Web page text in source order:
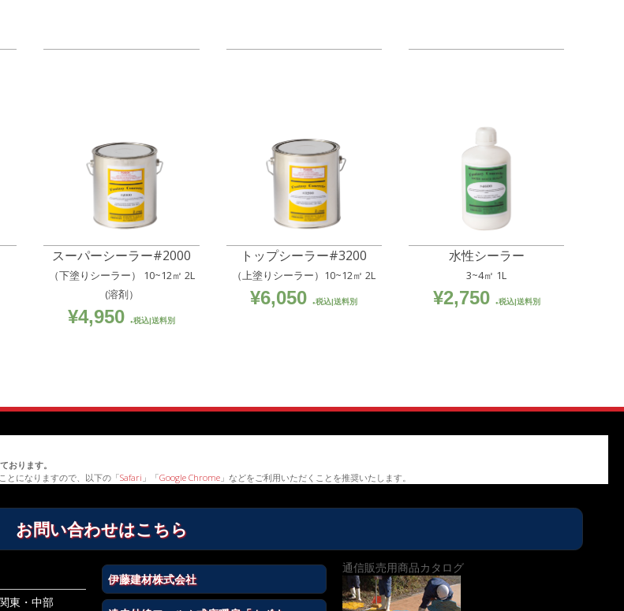
スーパーシーラー#2000
（下塗りシーラー） 10~12㎡ 2L
(溶剤）
¥4,950 税込|送料別
トップシーラー#3200
（上塗りシーラー）10~12㎡ 2L
¥6,050 税込|送料別
水性シーラー
3~4㎡ 1L
¥2,750 税込|送料別
ります。
とになりますので、以下の「Safari 」「Google Chrome 」などをご利用いただくことを推奨いたします。
お問い合わせはこちら
東・中部
伊藤建材株式会社
通信販売用商品カタログ